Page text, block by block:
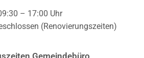
– 17:00 Uhr
(Renovierungszeiten)